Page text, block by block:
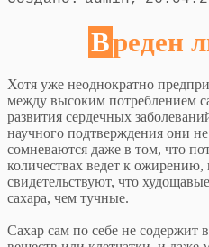
Вреден
Хотя уже неоднократно
между высоким потреблением
развития сердечных
научного подтверждения они
сомневаются даже в том, что
количествах ведет к
свидетельствуют, что
сахара, чем тучные.
Сахар сам по себе не содержит